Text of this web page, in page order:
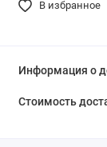
В избранное
Информация о
Стоимость